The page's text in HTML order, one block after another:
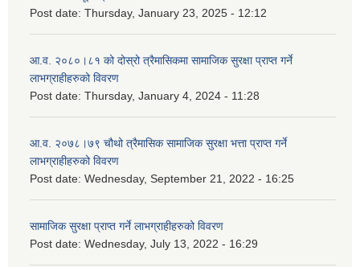
Post date: Thursday, January 23, 2025 - 12:12
आ.व. २०८०।८१ को दोस्रो त्रैमासिकमा सामाजिक सुरक्षा प्राप्त गर्ने
लाभग्राहीहरुको विवरण
Post date: Thursday, January 4, 2024 - 11:28
आ.व. २०७८।७९ चौथो त्रैमासिक सामाजिक सुरक्षा भत्ता प्राप्त गर्ने
लाभग्राहीहरुको विवरण
Post date: Wednesday, September 21, 2022 - 16:25
सामाजिक सुरक्षा प्राप्त गर्ने लाभग्राहीहरुको विवरण
Post date: Wednesday, July 13, 2022 - 16:29